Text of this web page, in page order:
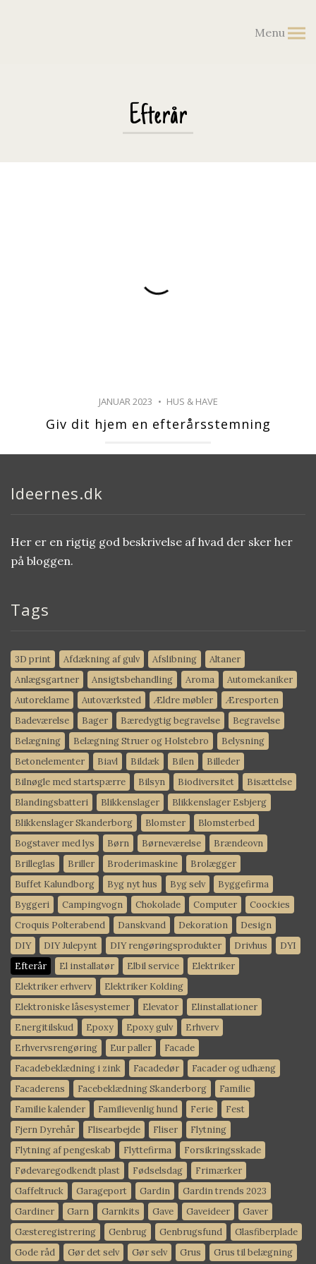
Menu
Efterår
JANUAR 2023 HUS & HAVE
Giv dit hjem en efterårsstemning
Ideernes.dk
Her er en rigtig god beskrivelse af hvad der sker her
på bloggen.
Tags
3D print Afdækning af gulv Afslibning
Altaner
Anlægsgartner
Ansigtsbehandling Aroma
Automekaniker
Autoreklame
Autoværksted Ældre møbler
Æresporten
Badeværelse
Bager Bæredygtig begravelse
Begravelse
Belægning
Belægning Struer og Holstebro
Belysning
Betonelementer
Biavl Bildæk Bilen
Billeder
Bilnøgle med startspærre
Bilsyn Biodiversitet
Bisættelse
Blandingsbatteri
Blikkenslager
Blikkenslager Esbjerg
Blikkenslager Skanderborg
Blomster
Blomsterbed
Bogstaver med lys
Børn Børneværelse
Brændeovn
Brilleglas
Briller Broderimaskine
Brolægger
Buffet Kalundborg
Byg nyt hus Byg selv
Byggefirma
Byggeri
Campingvogn Chokolade Computer
Coockies
Croquis Polterabend
Danskvand Dekoration
Design
DIY
DIY Julepynt DIY rengøringsprodukter Drivhus
DYI
Efterår
El installatør Elbil service
Elektriker
Elektriker erhverv
Elektriker Kolding
Elektroniske låsesystemer
Elevator
Elinstallationer
Energitilskud
Epoxy Epoxy gulv
Erhverv
Erhvervsrengøring
Eur paller
Facade
Facadebeklædning i zink
Facadedør
Facader og udhæng
Facaderens
Facebeklædning Skanderborg
Familie
Familie kalender
Familievenlig hund Ferie
Fest
Fjern Dyrehår
Flisearbejde Fliser
Flytning
Flytning af pengeskab
Flyttefirma
Forsikringsskade
Fødevaregodkendt plast
Fødselsdag
Frimærker
Gaffeltruck
Garageport Gardin
Gardin trends 2023
Gardiner
Garn Garnkits Gave Gaveideer
Gaver
Gæsteregistrering
Genbrug Genbrugsfund
Glasfiberplade
Gode råd
Gør det selv Gør selv Grus Grus til belægning